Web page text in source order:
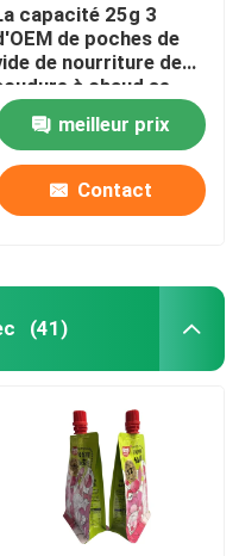
capacité 25g 3
de poches de
de nourriture de
à chaud se
meilleur prix
Contact
(41)